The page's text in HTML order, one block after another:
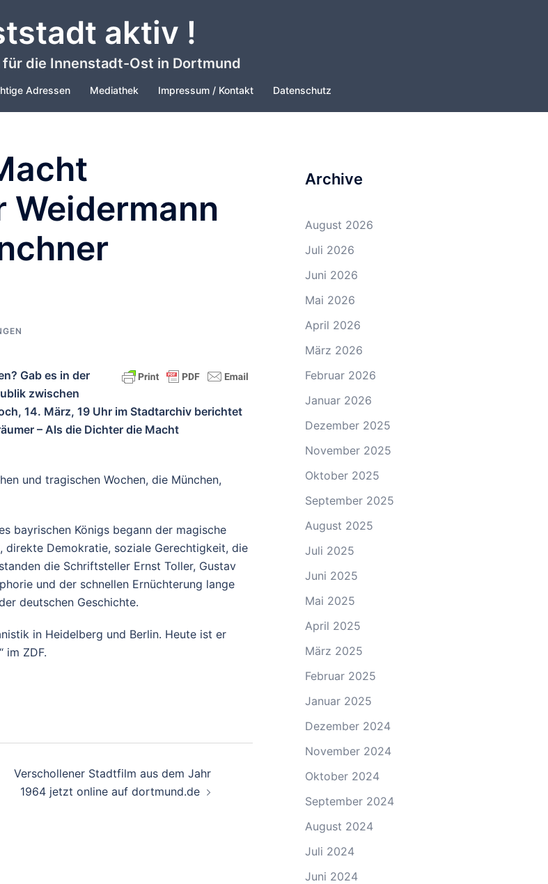
aktiv !
für die Innenstadt-Ost in Dortmund
Adressen Mediathek Impressum / Kontakt Datenschutz
Weidermann
Gab es in der
zwischen
14. März, 19 Uhr im Stadtarchiv berichtet
– Als die Dichter die Macht
und tragischen Wochen, die München,
bayrischen Königs begann der magische
direkte Demokratie, soziale Gerechtigkeit, die
die Schriftsteller Ernst Toller, Gustav
und der schnellen Ernüchterung lange
deutschen Geschichte.
in Heidelberg und Berlin. Heute ist er
im ZDF.
Verschollener Stadtfilm aus dem Jahr
1964 jetzt online auf dortmund.de
Archive
August 2026
Juli 2026
Juni 2026
Mai 2026
April 2026
März 2026
Februar 2026
Januar 2026
Dezember 2025
November 2025
Oktober 2025
September 2025
August 2025
Juli 2025
Juni 2025
Mai 2025
April 2025
März 2025
Februar 2025
Januar 2025
Dezember 2024
November 2024
Oktober 2024
September 2024
August 2024
Juli 2024
Juni 2024